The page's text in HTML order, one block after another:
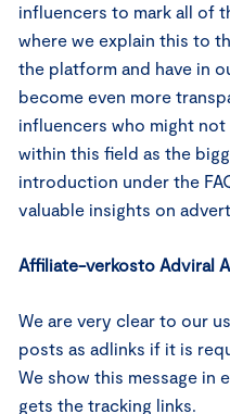
influencers to mark all of
where we explain this to
the platform and have in
become even more
influencers who might not
within this field as the
introduction under the
valuable insights on
Affiliate-verkosto Adviral
We are very clear to our
posts as adlinks if it is
We show this message in
gets the tracking links.